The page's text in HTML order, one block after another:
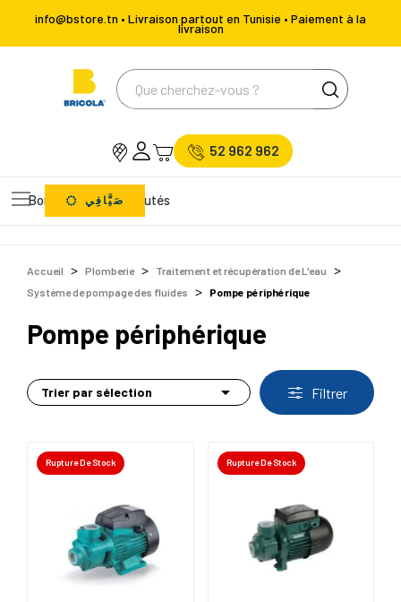
info@bstore.tn • Livraison partout en Tunisie • Paiement à la
livraison
52 962 962
Bons Plans Nouveautés
صَيَّافِي
Accueil Plomberie
Traitement et récupération de L'eau
Système de pompage des fluides
Pompe périphérique
Pompe périphérique
Trier par sélection  Filtrer
Rupture De Stock Rupture De Stock